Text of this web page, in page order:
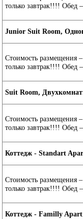
только завтрак!!!! Обед
Junior Suit Room,
Стоимость размещения
только завтрак!!!! Обед
Suit Room,
Стоимость размещения
только завтрак!!!! Обед
Коттедж - Standart
Стоимость размещения
только завтрак!!!! Обед
Коттедж - Familly